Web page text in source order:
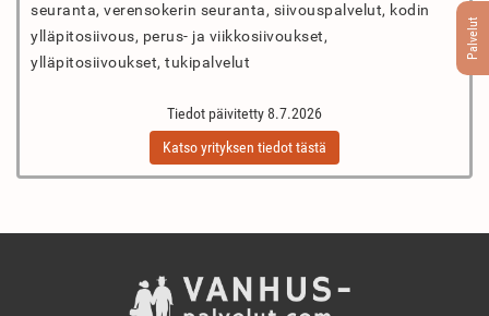
Palvelut
seuranta, verensokerin seuranta, siivouspalvelut, kodin
ylläpitosiivous, perus- ja viikkosiivoukset,
ylläpitosiivoukset, tukipalvelut
Tiedot päivitetty 8.7.2026
Katso yrityksen tiedot tästä